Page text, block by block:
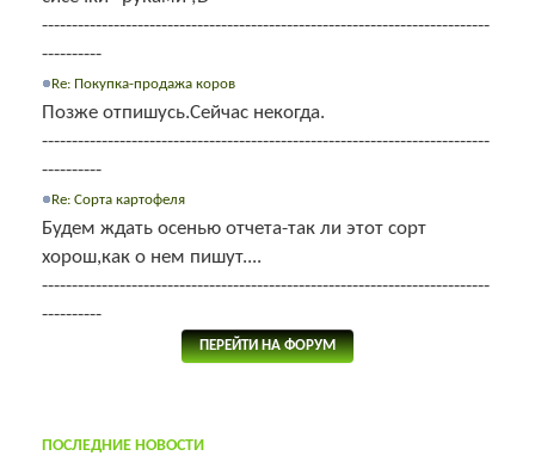
---------------------------------------------------------------------------
----------
Re: Покупка-продажа коров
Позже отпишусь.Сейчас некогда.
---------------------------------------------------------------------------
----------
Re: Сорта картофеля
Будем ждать осенью отчета-так ли этот сорт
хорош,как о нем пишут....
---------------------------------------------------------------------------
----------
ПЕРЕЙТИ НА ФОРУМ
ПОСЛЕДНИЕ НОВОСТИ